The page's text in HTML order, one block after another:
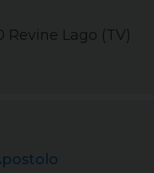
Revine Lago (TV)